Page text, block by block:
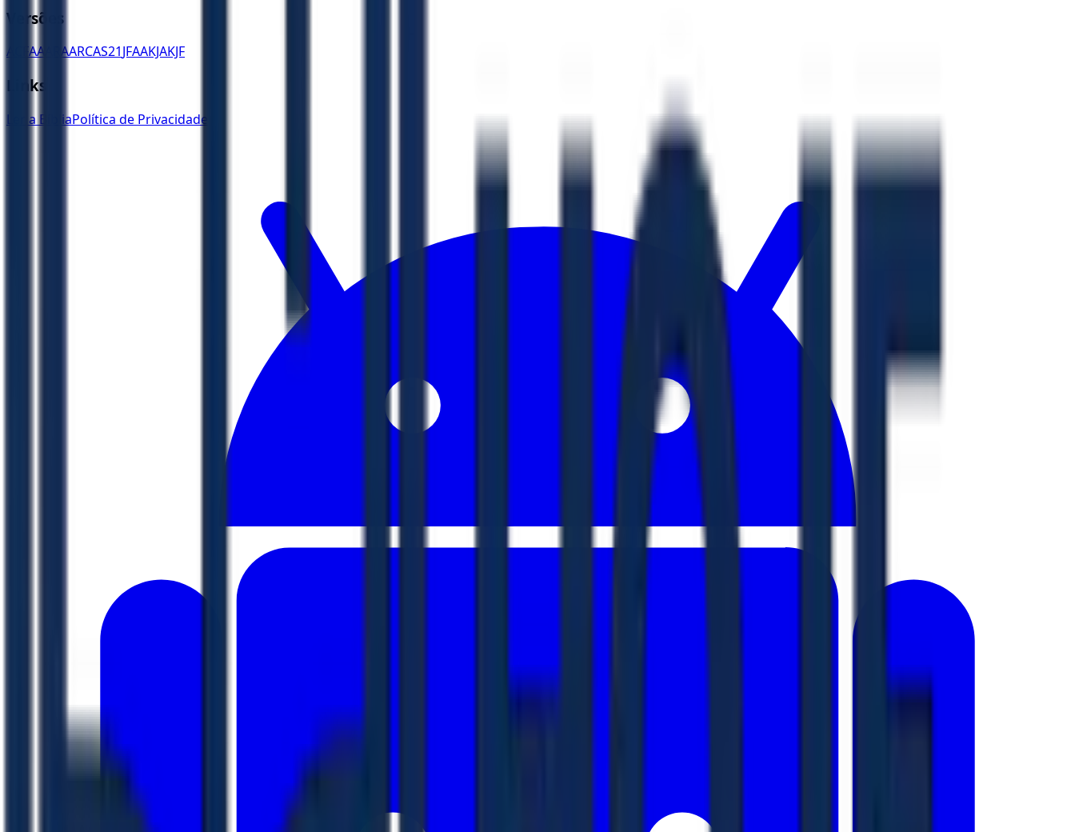
Versões
ACFAA ARAARCAS21JFAAKJAKJF
Links
Ler a BíbliaPolítica de Privacidade